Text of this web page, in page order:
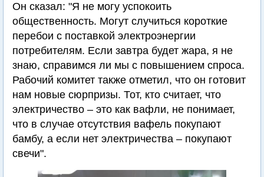
Он сказал: "Я не могу успокоить
общественность. Могут случиться короткие
перебои с поставкой электроэнергии
потребителям. Если завтра будет жара, я не
знаю, справимся ли мы с повышением спроса.
Рабочий комитет также отметил, что он готовит
нам новые сюрпризы. Тот, кто считает, что
электричество – это как вафли, не понимает,
что в случае отсутствия вафель покупают
бамбу, а если нет электричества – покупают
свечи".